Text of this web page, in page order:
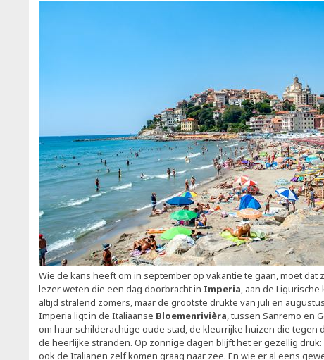
Wie de kans heeft om in september op vakantie te gaan, moet dat
lezer weten die een dag doorbracht in Imperia, aan de
altijd stralend zomers, maar de grootste drukte van juli en
Imperia ligt in de Italiaanse Bloemenrivièra, tussen Sanremo en
om haar schilderachtige oude stad, de kleurrijke huizen die tegen
de heerlijke stranden. Op zonnige dagen blijft het er gezellig
ook de Italianen zelf komen graag naar zee. En wie er al eens